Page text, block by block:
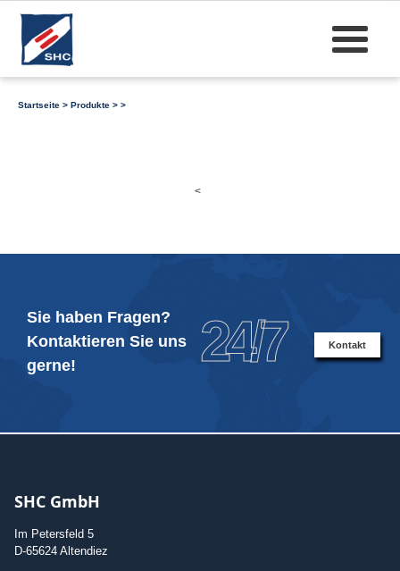
Startseite > Produkte > >
<
Sie haben Fragen?
Kontaktieren Sie uns
gerne!
24/7 Kontakt
SHC GmbH
Im Petersfeld 5
D-65624 Altendiez